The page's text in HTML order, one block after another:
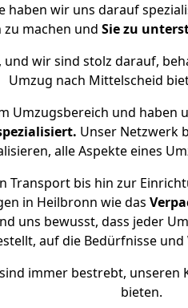
wir uns darauf
machen und Sie zu
und wir sind stolz darauf,
Umzug nach Mittelscheid
Umzugsbereich und haben
Unser Netzwerk
alle Aspekte eines
Transport bis hin zur
in Heilbronn wie das
uns bewusst, dass jeder
auf die Bedürfnisse
immer bestrebt, unseren
bieten.